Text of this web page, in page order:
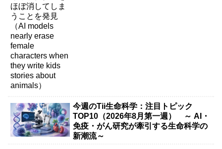
今週のTii生命科学：注目トピック
TOP10（2026年8月第一週） ～ AI・
免疫・がん研究が牽引する生命科学の
新潮流～